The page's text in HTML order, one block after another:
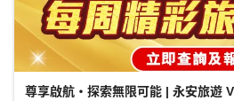
尊享啟航・探索無限可能 | 永安旅遊